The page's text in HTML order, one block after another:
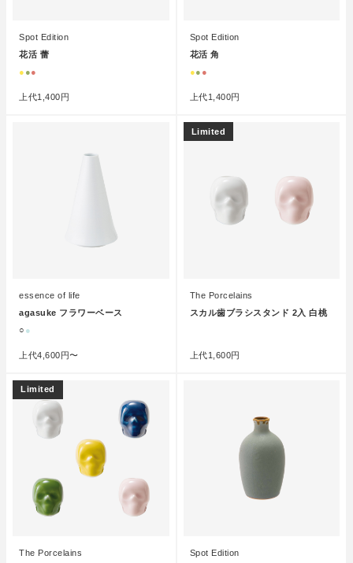
Spot Edition
花活 蕾
● ●●
上代1,400円
Spot Edition
花活 角
●● ●
上代1,400円
essence of life
agasuke フラワーベース
○ ●
上代4,600円〜
The Porcelains
スカル歯ブラシスタンド 2入 白桃
上代1,600円
Limited
The Porcelains
Limited
Spot Edition